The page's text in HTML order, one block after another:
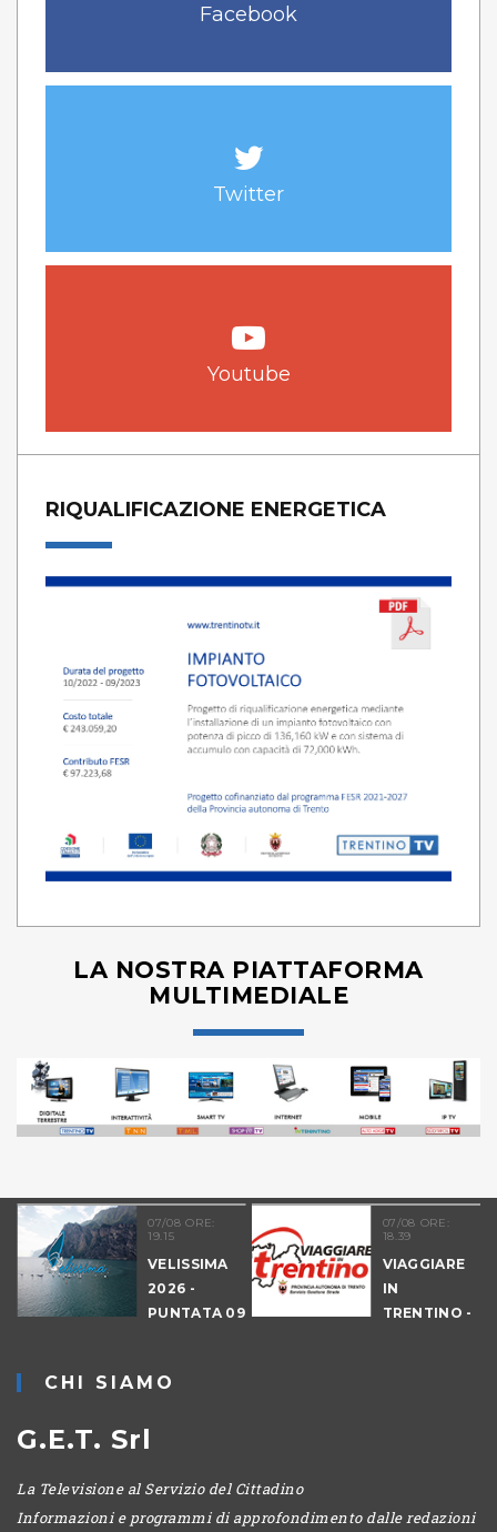
Facebook
Twitter
Youtube
RIQUALIFICAZIONE ENERGETICA
LA NOSTRA PIATTAFORMA
MULTIMEDIALE
07/08 ORE:
19.15
VELISSIMA
2026 -
PUNTATA 09
LEVICO
07/08 ORE:
18.39
VIAGGIARE
IN
TRENTINO -
CHI SIAMO
G.E.T. Srl
La Televisione al Servizio del Cittadino
Informazioni e programmi di approfondimento dalle redazioni